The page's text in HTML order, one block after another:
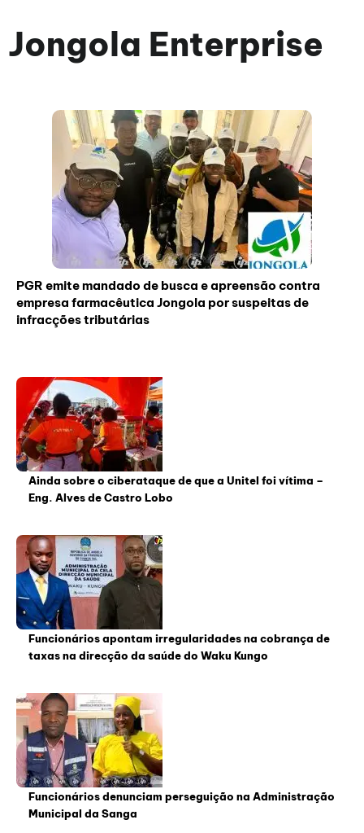
Jongola Enterprise
PGR emite mandado de busca e apreensão contra
empresa farmacêutica Jongola por suspeitas de
infracções tributárias
Ainda sobre o ciberataque de que a Unitel foi vítima –
Eng. Alves de Castro Lobo
Funcionários apontam irregularidades na cobrança de
taxas na direcção da saúde do Waku Kungo
Funcionários denunciam perseguição na Administração
Municipal da Sanga